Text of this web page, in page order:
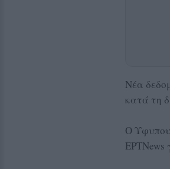
Νέα
κατά τη
Ο
ΕΡΤΝews